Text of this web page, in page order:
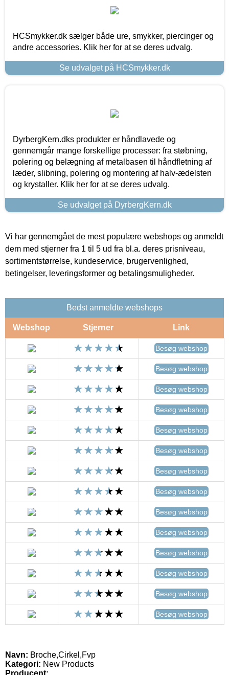
HCSmykker.dk sælger både ure, smykker, piercinger og
andre accessories. Klik her for at se deres udvalg.
Se udvalget på HCSmykker.dk
DyrbergKern.dks produkter er håndlavede og
gennemgår mange forskellige processer: fra støbning,
polering og belægning af metalbasen til håndfletning af
læder, slibning, polering og montering af halv-ædelsten
og krystaller. Klik her for at se deres udvalg.
Se udvalget på DyrbergKern.dk
Vi har gennemgået de mest populære webshops og anmeldt
dem med stjerner fra 1 til 5 ud fra bl.a. deres prisniveau,
sortimentstørrelse, kundeservice, brugervenlighed,
betingelser, leveringsformer og betalingsmuligheder.
Bedst anmeldte webshops
Webshop Stjerner Link
Besøg webshop
Besøg webshop
Besøg webshop
Besøg webshop
Besøg webshop
Besøg webshop
Besøg webshop
Besøg webshop
Besøg webshop
Besøg webshop
Besøg webshop
Besøg webshop
Besøg webshop
Besøg webshop
Navn: Broche,Cirkel,Fvp
Kategori: New Products
Producent: